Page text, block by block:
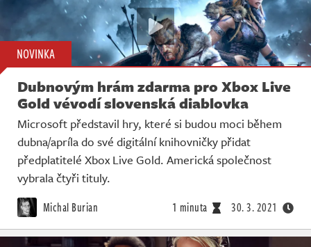
NOVINKA
Dubnovým hrám zdarma pro Xbox Live
Gold vévodí slovenská diablovka
Microsoft představil hry, které si budou moci během
dubna/apríla do své digitální knihovničky přidat
předplatitelé Xbox Live Gold. Americká společnost
vybrala čtyři tituly.
Michal Burian 1 minuta 30. 3. 2021